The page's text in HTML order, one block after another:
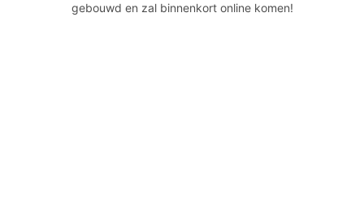
gebouwd en zal binnenkort online komen!